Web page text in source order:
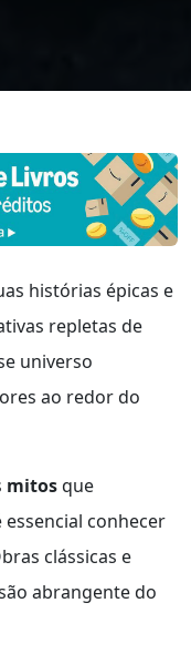
histórias épicas e
repletas de
universo
ao redor do
mitosque
conhecer
clássicas e
abrangente do